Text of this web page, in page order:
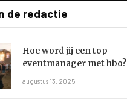
de redactie
Hoe word jij een top
eventmanager met hbo?
augustus 13, 2025